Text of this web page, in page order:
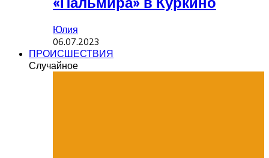
Юлия
06.07.2023
ПРОИСШЕСТВИЯ
Случайное